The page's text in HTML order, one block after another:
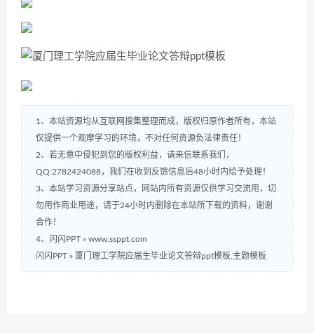
1、本站资源均从互联网搜集整理而成，版权归原作者所有，本站
仅提供一个观摩学习的环境，不对任何资源负法律责任！
2、若无意中侵犯到您的版权利益，请来信联系我们，
QQ:2782424088，我们在收到反馈信息后48小时内给予处理！
3、本站学习资源分享站点，网站内所有资源仅供学习交流用，切
勿用作商业用途，请于24小时内删除在本站所下载的资料，谢谢
合作！
4、闪闪PPT » www.ssppt.com
闪闪PPT » 厦门理工学院应届生毕业论文答辩ppt模板,主题模板